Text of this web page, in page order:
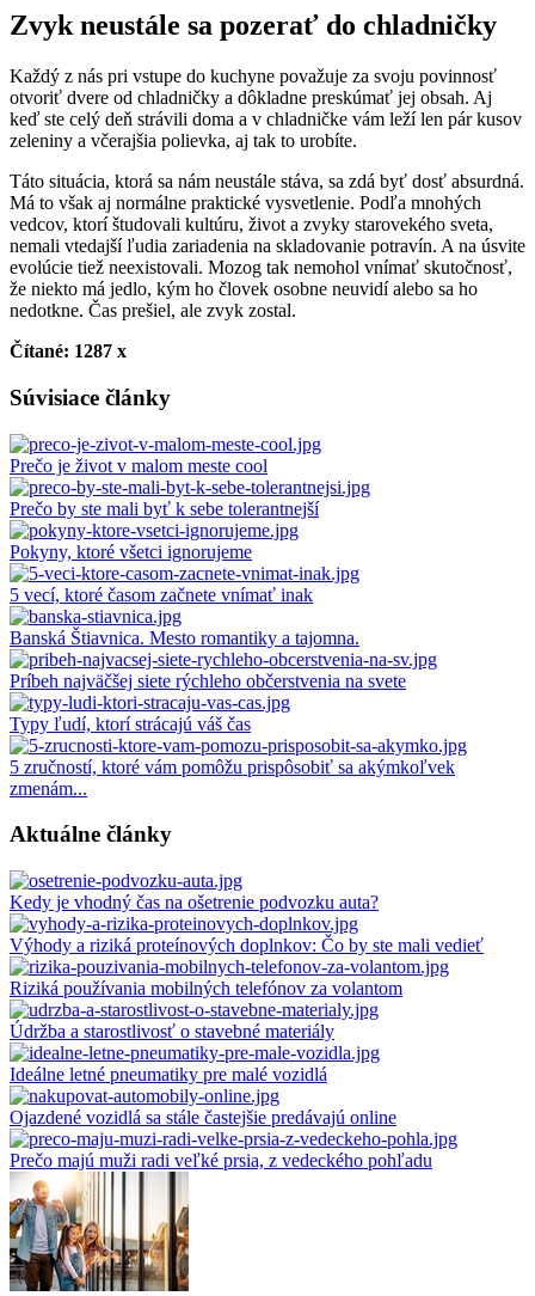
Zvyk neustále sa pozerať do chladničky
Každý z nás pri vstupe do kuchyne považuje za svoju povinnosť
otvoriť dvere od chladničky a dôkladne preskúmať jej obsah. Aj
keď ste celý deň strávili doma a v chladničke vám leží len pár kusov
zeleniny a včerajšia polievka, aj tak to urobíte.
Táto situácia, ktorá sa nám neustále stáva, sa zdá byť dosť absurdná.
Má to však aj normálne praktické vysvetlenie. Podľa mnohých
vedcov, ktorí študovali kultúru, život a zvyky starovekého sveta,
nemali vtedajší ľudia zariadenia na skladovanie potravín. A na úsvite
evolúcie tiež neexistovali. Mozog tak nemohol vnímať skutočnosť,
že niekto má jedlo, kým ho človek osobne neuvidí alebo sa ho
nedotkne. Čas prešiel, ale zvyk zostal.
Čítané: 1287 x
Súvisiace články
Prečo je život v malom meste cool
Prečo by ste mali byť k sebe tolerantnejší
Pokyny, ktoré všetci ignorujeme
5 vecí, ktoré časom začnete vnímať inak
Banská Štiavnica. Mesto romantiky a tajomna.
Príbeh najväčšej siete rýchleho občerstvenia na svete
Typy ľudí, ktorí strácajú váš čas
5 zručností, ktoré vám pomôžu prispôsobiť sa akýmkoľvek
zmenám...
Aktuálne články
Kedy je vhodný čas na ošetrenie podvozku auta?
Výhody a riziká proteínových doplnkov: Čo by ste mali vedieť
Riziká používania mobilných telefónov za volantom
Údržba a starostlivosť o stavebné materiály
Ideálne letné pneumatiky pre malé vozidlá
Ojazdené vozidlá sa stále častejšie predávajú online
Prečo majú muži radi veľké prsia, z vedeckého pohľadu